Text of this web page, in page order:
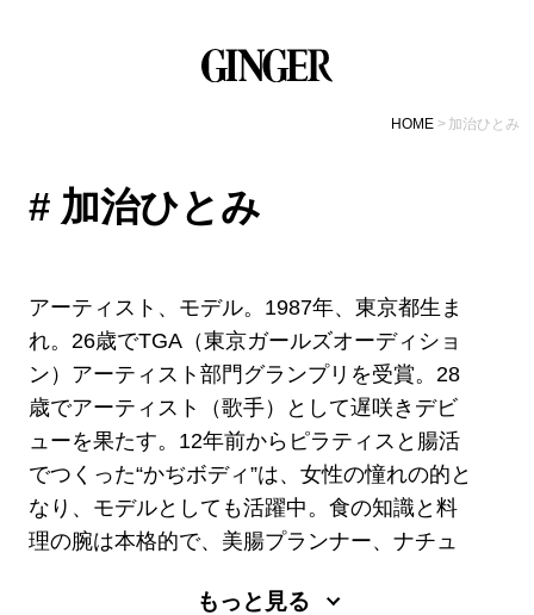
HOME 加治ひとみ
# 加治ひとみ
アーティスト、モデル。1987年、東京都生ま
れ。26歳でTGA（東京ガールズオーディショ
ン）アーティスト部門グランプリを受賞。28
歳でアーティスト（歌手）として遅咲きデビ
ューを果たす。12年前からピラティスと腸活
でつくった“かぢボディ”は、女性の憧れの的と
なり、モデルとしても活躍中。食の知識と料
理の腕は本格的で、美腸プランナー、ナチュ
もっと見る